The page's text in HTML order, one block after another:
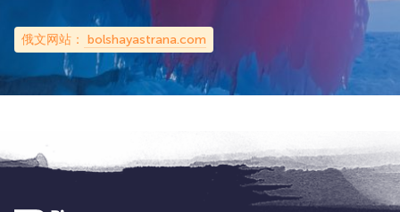
俄文网站： bolshayastrana.com